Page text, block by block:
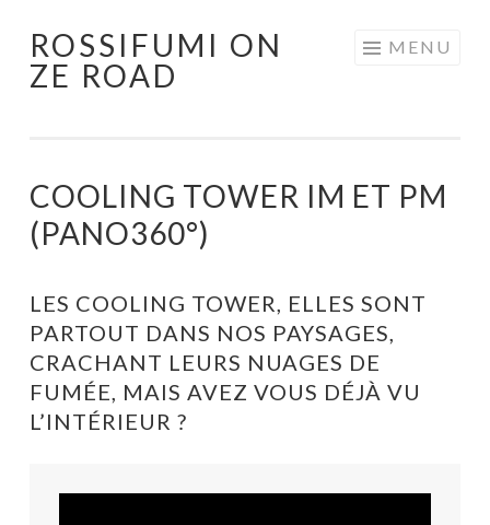
Aller
au
ROSSIFUMI ON
ZE ROAD
MENU
COOLING TOWER IM ET PM
(PANO360°)
LES COOLING TOWER, ELLES SONT
PARTOUT DANS NOS PAYSAGES,
CRACHANT LEURS NUAGES DE
FUMÉE, MAIS AVEZ VOUS DÉJÀ VU
L’INTÉRIEUR ?